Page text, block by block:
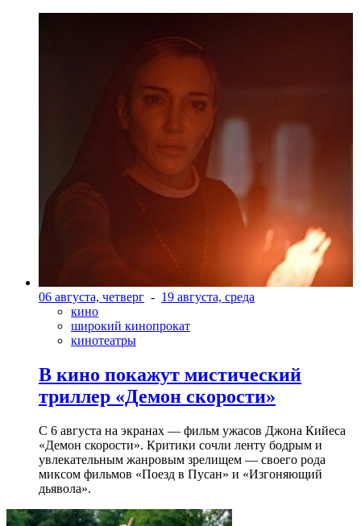
06 августа, четверг - 19 августа, среда
кино
широкий кинопрокат
кинотеатры
В кино покажут мистический
триллер «Демон скорости»
С 6 августа на экранах — фильм ужасов Джона Кийеса
«Демон скорости». Критики сочли ленту бодрым и
увлекательным жанровым зрелищeм — своего рода
миксом фильмов «Поезд в Пусан» и «Изгоняющий
дьявола».